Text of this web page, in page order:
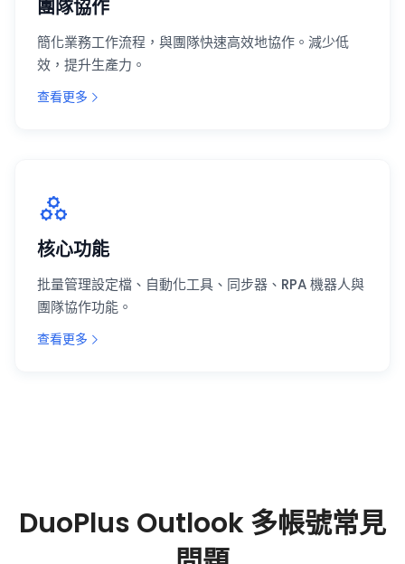
團隊協作
簡化業務工作流程，與團隊快速高效地協作。減少低
效，提升生產力。
查看更多
核心功能
批量管理設定檔、自動化工具、同步器、RPA 機器人與
團隊協作功能。
查看更多
DuoPlus Outlook 多帳號常見